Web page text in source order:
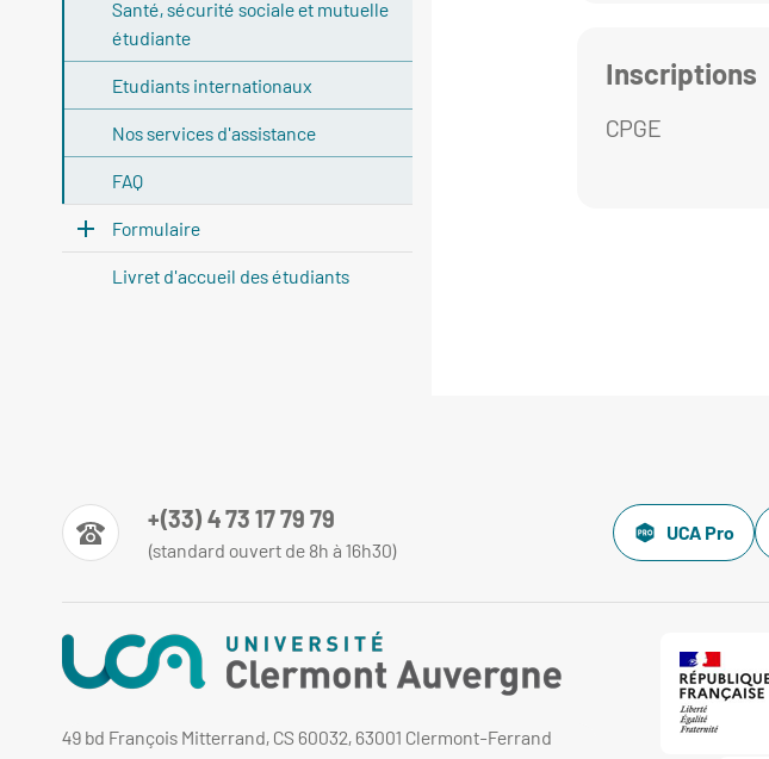
Inscriptions
CPGE
Santé, sécurité sociale et mutuelle
étudiante
Etudiants internationaux
Nos services d'assistance
FAQ
Formulaire
Livret d'accueil des étudiants
+(33) 4 73 17 79 79
(standard ouvert de 8h à 16h30)
UCA Pro
49 bd François Mitterrand, CS 60032, 63001 Clermont-Ferrand